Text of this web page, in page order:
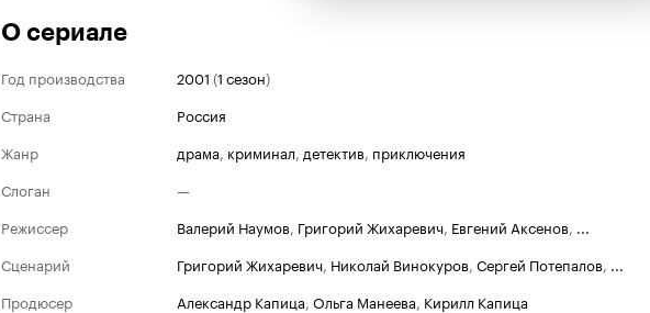
О сериале
Год производства 2001 (1 сезон)
Страна
Россия
Жанр
драма, криминал, детектив, приключения
Слоган
—
Режиссер
Валерий Наумов, Григорий Жихаревич, Евгений Аксенов, ...
Сценарий
Григорий Жихаревич, Николай Винокуров, Сергей Потепалов, ...
Продюсер
Александр Капица, Ольга Манеева, Кирилл Капица